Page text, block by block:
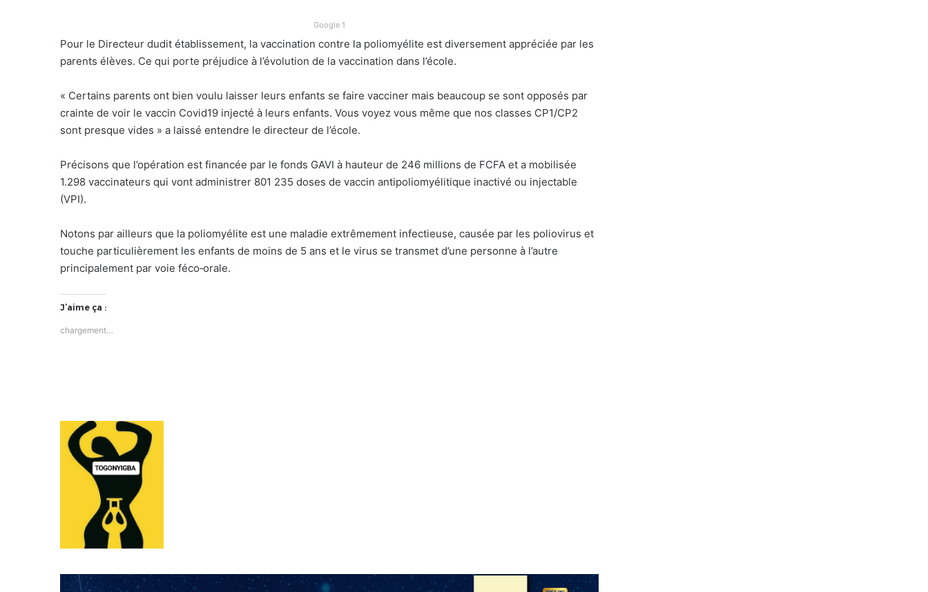
Google 1
Pour le Directeur dudit établissement, la vaccination contre la poliomyélite est diversement appréciée par les
parents élèves. Ce qui porte préjudice à l’évolution de la vaccination dans l’école.
« Certains parents ont bien voulu laisser leurs enfants se faire vacciner mais beaucoup se sont opposés par
crainte de voir le vaccin Covid19 injecté à leurs enfants. Vous voyez vous même que nos classes CP1/CP2
sont presque vides » a laissé entendre le directeur de l’école.
Précisons que l’opération est financée par le fonds GAVI à hauteur de 246 millions de FCFA et a mobilisée
1.298 vaccinateurs qui vont administrer 801 235 doses de vaccin antipoliomyélitique inactivé ou injectable
(VPI).
Notons par ailleurs que la poliomyélite est une maladie extrêmement infectieuse, causée par les poliovirus et
touche particulièrement les enfants de moins de 5 ans et le virus se transmet d’une personne à l’autre
principalement par voie féco‑orale.
J’aime ça :
chargement…